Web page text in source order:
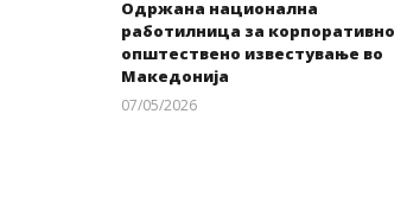
Одржана национална
работилница за корпоративно
општествено известување во
Македонија
07/05/2026